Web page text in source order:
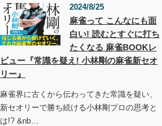
2024/8/25
麻雀って こんなにも面
白い! 読むとすぐに打ち
たくなる 麻雀BOOKレ
ビュー『常識を疑え! 小林剛の麻雀新セオ
リー』
麻雀界に古くから伝わってきた常識を疑い、
新セオリーで勝ち続ける小林剛プロの思考と
は!? &nb…